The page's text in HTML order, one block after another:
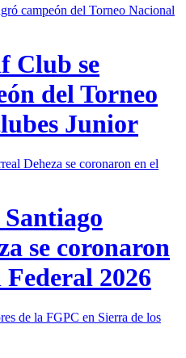
Club se
del Torneo
Junior
se coronaron
2026